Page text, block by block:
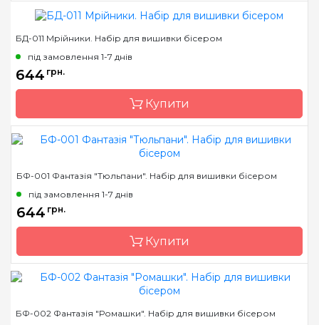
Розмір
27х27 см
Бренд
Країна виробник
Зашивання
габардин, дубльований
флізеліном
Розмір
27х27 см
БД-011 Мрійники. Набір для вишивки бісером
під замовлення 1-7 днів
644 грн.
Купити
Зашивання
Матеріал
габардин, дубльований
Розмір
27х27 см
БФ-001 Фантазія "Тюльпани". Набір для вишивки бісером
під замовлення 1-7 днів
644 грн.
Купити
БФ-002 Фантазія "Ромашки". Набір для вишивки бісером